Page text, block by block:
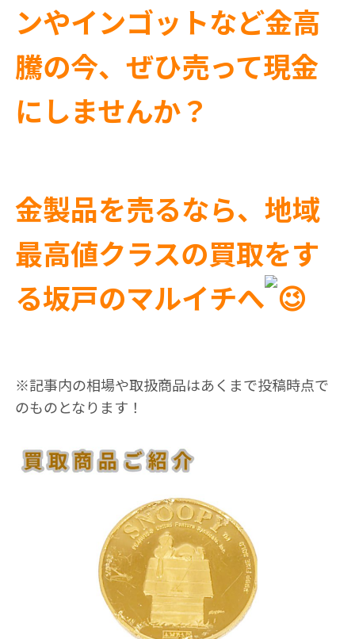
ンやインゴットなど金高
騰の今、ぜひ売って現金
にしませんか？
金製品を売るなら、地域
最高値クラスの買取をす
る坂戸のマルイチへ
※記事内の相場や取扱商品はあくまで投稿時点で
のものとなります！